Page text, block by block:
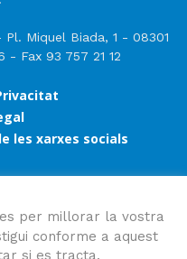
Miquel Biada, 1 - 08301
- Fax 93 757 21 12
les xarxes socials
per millorar la vostra
conforme a aquest
si es tracta.